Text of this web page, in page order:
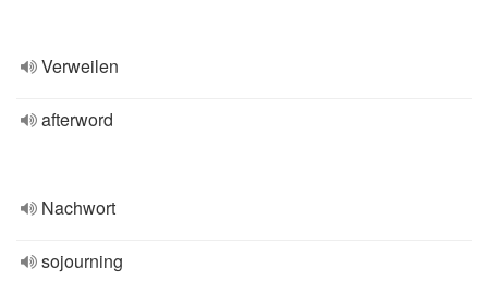
Verweilen
afterword
Nachwort
sojourning